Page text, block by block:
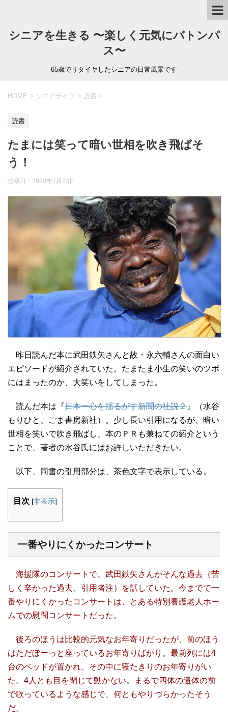
シニアを生きる 〜楽しく元気にバトンパ
ス〜
65歳でリタイヤしたシニアの日常風景です
HOME > シニアライフ > 読書 >
読書
たまには笑って暗い世相を吹き飛ばそ
う！
投稿日： 2020年7月23日
昨日読んだ本に武田鉄矢さんと故・永六輔さんの面白い
エピソードが紹介されていた。たまたま小生の笑いのツボ
にはまったのか、大笑いをしてしまった。
読んだ本は『日本一心を揺るがす新聞の社説２ 』（水谷
もりひと、ごま書房新社）。少し長い引用になるが、暗い
世相を笑いで吹き飛ばし、本のＰＲも兼ねての紹介という
ことで、著者の水谷氏にはお許しいただきたい。
以下、同書の引用部分は、茶色文字で表示している。
目次 [非表示]
一番やりにくかったコンサート
海援隊のコンサートで、武田鉄矢さんがそんな過去（苦
しく辛かった過去、引用者注）を話していた。今までで一
番やりにくかったコンサートは、とある特別養護老人ホー
ムでの慰問コンサートだった。
後ろのほうは比較的元気なお年寄りだったが、前のほう
はただぼーっと座っているお年寄りばかり。最前列には4
台のベッドが置かれ、その中に寝たきりのお年寄りがい
た。4人とも目を閉じて動かない。まるで四体の遺体の前
で歌っているような感じで、何ともやりづらかったそう
だ。